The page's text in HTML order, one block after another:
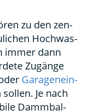
zu den zen­
Hoch­was­
immer dann
Zugän­ge
Gara­gen­ein­
Je nach
Damm­bal­